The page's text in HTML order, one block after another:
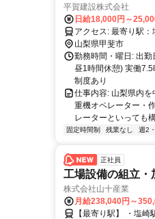
平賀建設株式会社
日給18,000円～
アクセス: 最
山梨県甲斐市
勤務時間・曜日: 出
昼1時間休憩) 実働
制度あり
仕事内容: 山梨県内を
重機オペレーター・
レーターといっても
固定時間制 残業なし 週2
正社員
工場設備の組立・
株式会社山十産業
月給238,040円～
【最寄り駅】 ・塩